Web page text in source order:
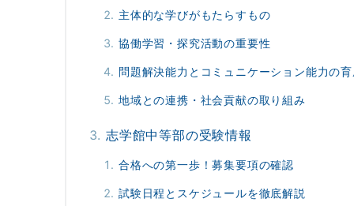
主体的な学びがもたらすもの
協働学習・探究活動の重要性
問題解決能力とコミュニケーション能力の
地域との連携・社会貢献の取り組み
志学館中等部の受験情報
合格への第一歩！募集要項の確認
試験日程とスケジュールを徹底解説